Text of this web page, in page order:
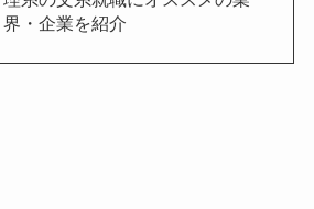
界・企業を紹介